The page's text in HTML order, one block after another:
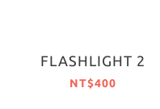
FLASHLIGHT 2
NT$400